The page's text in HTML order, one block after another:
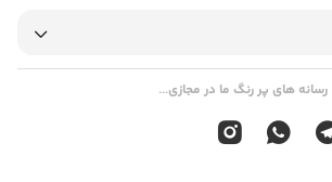
سالیسیلات، بوتیل متوکسی دی‌بنزویل‌متان،
کومارین، سیترونلول، آلفا-ایزومتیل ایونون، سیترال، فارن‌سول (FIL
رسانه های پر رنگ ما در مجازی...